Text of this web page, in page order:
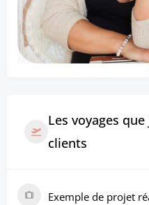
Les voyages
clients
Exemple de projet